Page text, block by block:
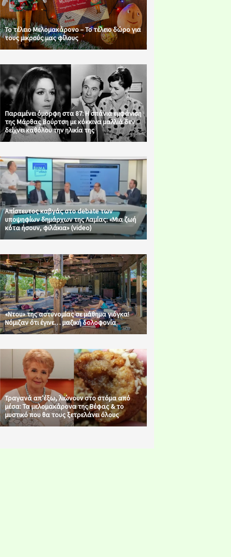
Το τέλειο Μελομακάρονο – Το τέλειο δώρο για
τους μικρούς μας φίλους
Παραμένει όμορφη στα 87: Η σπάνια εμφάνιση
της Μάρθας Βούρτση με κόκκινα μαλλιά δεν
δείχνει καθόλου την ηλικία της
Απίστευτος καβγάς στο debate των
υποψηφίων δημάρχων της Λαμίας: «Μια ζωή
κότα ήσουν, φιλάκια» (video)
«Ντου» της αστυνομίας σε μάθημα γιόγκα!
Νόμιζαν ότι έγινε… μαζική δολοφονία
Τραγανά απ’έξω, λιώνουν στο στόμα από
μέσα: Τα μελομακάρονα της Βέφας & το
μυστικό που θα τους ξετρελάνει όλους